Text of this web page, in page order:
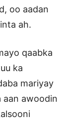
oo aadan
ah.
qaabka
ka
mariyay
aan awoodin